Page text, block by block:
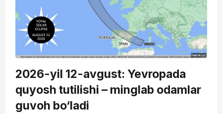
2026-yil 12-avgust: Yevropada
quyosh tutilishi – minglab odamlar
guvoh bo‘ladi